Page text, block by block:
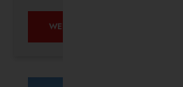
WEITERLESEN …